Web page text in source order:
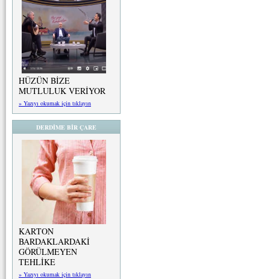
HÜZÜN BİZE
MUTLULUK VERİYOR
» Yazıyı okumak için tıklayın
DERDİME BİR ÇARE
KARTON
BARDAKLARDAKİ
GÖRÜLMEYEN
TEHLİKE
» Yazıyı okumak için tıklayın